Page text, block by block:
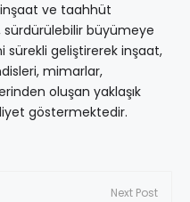
inşaat ve taahhüt
sürdürülebilir büyümeye
sürekli geliştirerek inşaat,
mimarlar,
oluşan yaklaşık
göstermektedir.
Next Post